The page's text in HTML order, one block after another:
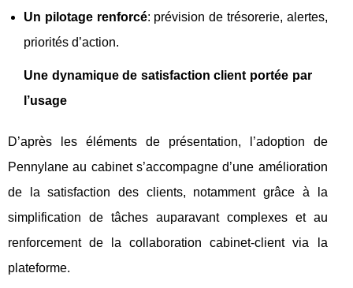
Un pilotage renforcé: prévision de trésorerie, alertes,
priorités d’action.
Une dynamique de satisfaction client portée par
l’usage
D’après les éléments de présentation, l’adoption de
Pennylane au cabinet s’accompagne d’une amélioration
de la satisfaction des clients, notamment grâce à la
simplification de tâches auparavant complexes et au
renforcement de la collaboration cabinet-client via la
plateforme.